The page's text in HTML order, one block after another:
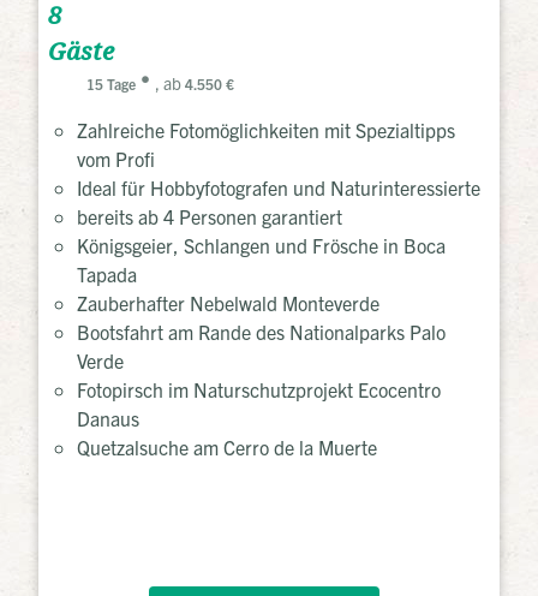
8
Gäste
15 Tage , ab 4.550 €
Zahlreiche Fotomöglichkeiten mit Spezialtipps
vom Profi
Ideal für Hobbyfotografen und Naturinteressierte
bereits ab 4 Personen garantiert
Königsgeier, Schlangen und Frösche in Boca
Tapada
Zauberhafter Nebelwald Monteverde
Bootsfahrt am Rande des Nationalparks Palo
Verde
Fotopirsch im Naturschutzprojekt Ecocentro
Danaus
Quetzalsuche am Cerro de la Muerte